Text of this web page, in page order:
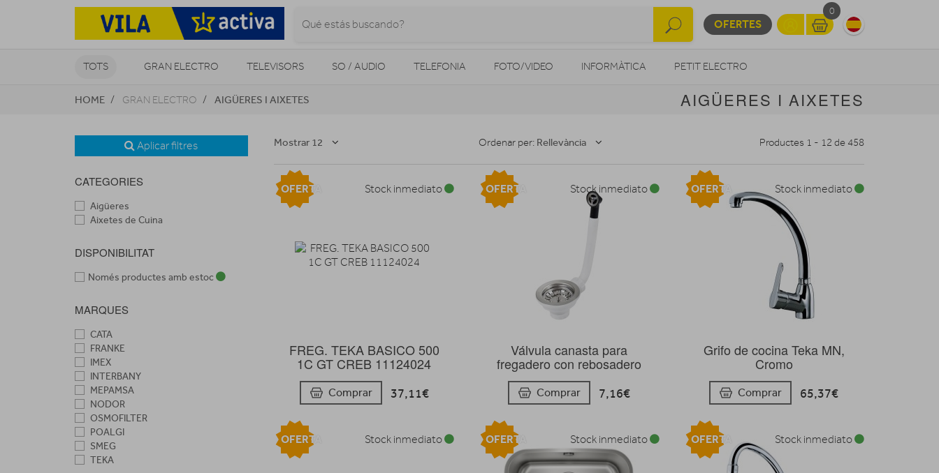
OFERTES
0
TOTS GRAN ELECTRO TELEVISORS SO / AUDIO TELEFONIA FOTO/VIDEO INFORMÀTICA PETIT ELECTRO
CLIMATITZACIÓ I CALEFACCIÓ
HOME GRAN ELECTRO AIGÜERES I AIXETES AIGÜERES I AIXETES
Aplicar filtres
CATEGORIES
Aigüeres
Aixetes de Cuina
DISPONIBILITAT
Només productes amb estoc
MARQUES
CATA
FRANKE
IMEX
INTERBANY
MEPAMSA
NODOR
OSMOFILTER
POALGI
SMEG
TEKA
Mostrar 12 Ordenar per: Rellevància Productes 1 - 12 de 458
FREG. TEKA BASICO 500
1C GT CREB 11124024
Comprar 37,11€
Stock inmediato
OFERTA
Válvula canasta para
fregadero con rebosadero
Comprar 7,16€
Stock inmediato
OFERTA
Grifo de cocina Teka MN,
Cromo
Comprar 65,37€
Stock inmediato
OFERTA
Stock inmediato
OFERTA Stock inmediato
OFERTA Stock inmediato
OFERTA